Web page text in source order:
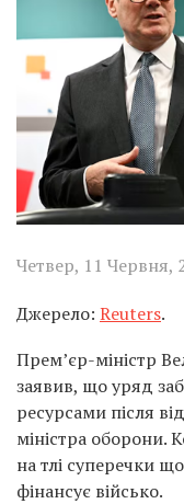
Четвер, 11 Червня,
Джерело: Reuters.
Прем’єр-міністр
заявив, що уряд
ресурсами після
міністра оборони.
на тлі суперечки
фінансує військо.